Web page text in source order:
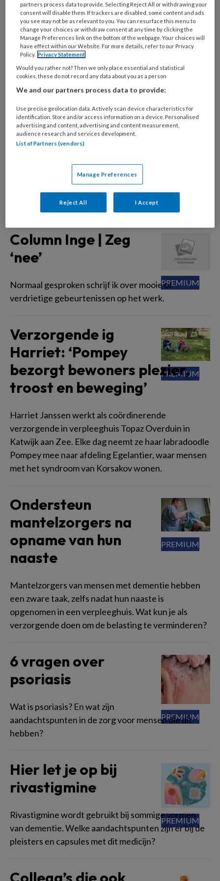
Column Julian | Hey
Google
De eerste keer dat ik over AI hoorde, dacht ik dat er
een nieuwe Amerikaanse politieserie zou worden
uitgezonden met als titel Anonymous Informant.
Even bellen met…
Kim Dings over de
slimme drinkbeker
Nooit meer vochtlijsten bijhouden, dat belooft de
slimme drinkbeker. Hoe zit dit precies? Kim Dings
van Abena, leverancier van de beker, legt uit.
Column Inge | Zeg
‘nee’
Normaal gesproken schrijf ik over mooie of
verdrietige gebeurtenissen op het werk.
Verzorgende ig
Harriet: ‘Pompey
bezorgt bewoners plezier,
troost en beweging’
Harriet Janssen werkt als coördinerende
verzorgende in verpleeghuis Topaz Overduin in
Katwijk aan Zee. Elke dag neemt ze haar labradoodle
Pompey mee naar afdeling Egelantier, waar mensen
met het syndroom van Korsakov wonen.
Ondersteun
mantelzorgers na
opname van hun
naaste
Mantelzorgers van mensen met dementie hebben
een zware taak, zelfs nadat hun naaste is
opgenomen in een verpleeghuis. Wat kun je als
verzorgende doen om de belasting te verminderen?
6 vragen over
psoriasis
Wat is psoriasis? En wat zijn
aandachtspunten in de zorg voor mensen die dit
hebben?
Hier let je op bij
rivastigmine
Rivastigmine wordt gebruikt bij sommige vormen
van dementie. Welke aandachtspunten zijn er bij de
pleisters en capsules met dit medicijn?
partners process data to provide. Selecting Reject All or withdrawing your
consent will disable them. If trackers are disabled, some content and ads
you see may not be as relevant to you. You can resurface this menu to
change your choices or withdraw consent at any time by clicking the
Manage Preferences link on the bottom of the webpage. Your choices will
have effect within our Website. For more details, refer to our Privacy
Policy. Privacy Statement
Would you rather not? Then we only place essential and statistical
cookies, these do not record any data about you as a person
We and our partners process data to provide:
Use precise geolocation data. Actively scan device characteristics for
identification. Store and/or access information on a device. Personalised
advertising and content, advertising and content measurement,
audience research and services development.
List of Partners (vendors)
Manage Preferences
Reject All I Accept